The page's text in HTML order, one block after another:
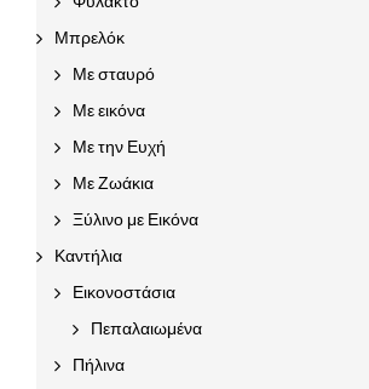
Μπρελόκ
Με σταυρό
Με εικόνα
Με την Ευχή
Με Ζωάκια
Ξύλινο με Εικόνα
Καντήλια
Εικονοστάσια
Πεπαλαιωμένα
Πήλινα